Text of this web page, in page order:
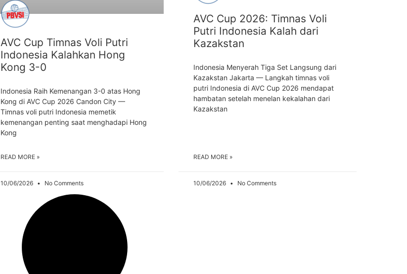
AVC Cup Timnas Voli Putri
Indonesia Kalahkan Hong
Kong 3-0
Indonesia Raih Kemenangan 3-0 atas Hong
Kong di AVC Cup 2026 Candon City —
Timnas voli putri Indonesia memetik
kemenangan penting saat menghadapi Hong
Kong
READ MORE »
10/06/2026 No Comments
AVC Cup 2026: Timnas Voli
Putri Indonesia Kalah dari
Kazakstan
Indonesia Menyerah Tiga Set Langsung dari
Kazakstan Jakarta — Langkah timnas voli
putri Indonesia di AVC Cup 2026 mendapat
hambatan setelah menelan kekalahan dari
Kazakstan
READ MORE »
10/06/2026 No Comments